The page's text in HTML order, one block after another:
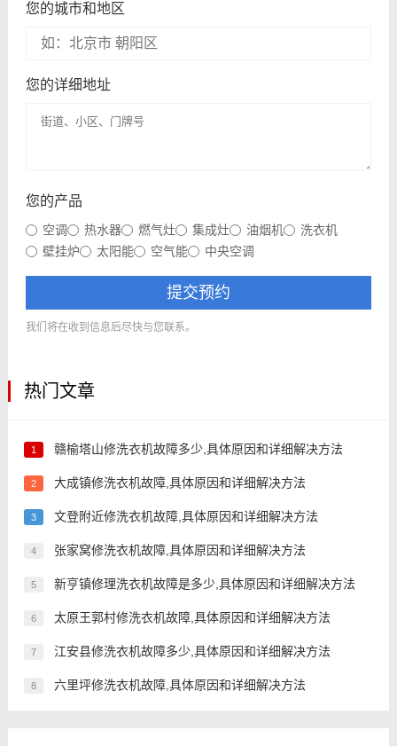
您的城市和地区
您的详细地址
您的产品
空调 热水器 燃气灶 集成灶 油烟机
洗衣机
壁挂炉
太阳能 空气能 中央空调
提交预约
我们将在收到信息后尽快与您联系。
热门文章
1 赣榆塔山修洗衣机故障多少,具体原因和详细解决方法
2 大成镇修洗衣机故障,具体原因和详细解决方法
3 文登附近修洗衣机故障,具体原因和详细解决方法
4 张家窝修洗衣机故障,具体原因和详细解决方法
5 新亨镇修理洗衣机故障是多少,具体原因和详细解决方法
6 太原王郭村修洗衣机故障,具体原因和详细解决方法
7 江安县修洗衣机故障多少,具体原因和详细解决方法
8 六里坪修洗衣机故障,具体原因和详细解决方法